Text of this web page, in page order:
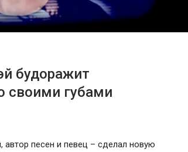
будоражит
своими губами
песен и певец – сделал новую